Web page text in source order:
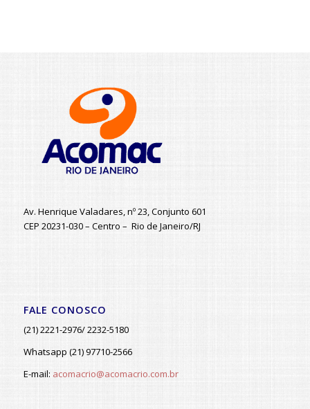
Av. Henrique Valadares, nº 23, Conjunto 601
CEP 20231-030 – Centro – Rio de Janeiro/RJ
FALE CONOSCO
(21) 2221-2976/ 2232-5180
Whatsapp (21) 97710-2566
E-mail: acomacrio@acomacrio.com.br